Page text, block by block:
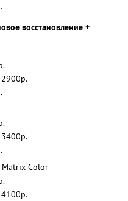
восстановление +
Matrix Color